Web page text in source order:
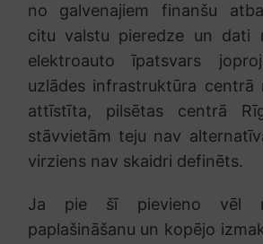
no galvenajiem finanšu
citu valstu pieredze un dati
elektroauto īpatsvars
uzlādes infrastruktūra centrā
attīstīta, pilsētas centrā
stāvvietām teju nav
virziens nav skaidri definēts.
Ja pie šī pievieno vēl
paplašināšanu un kopējo